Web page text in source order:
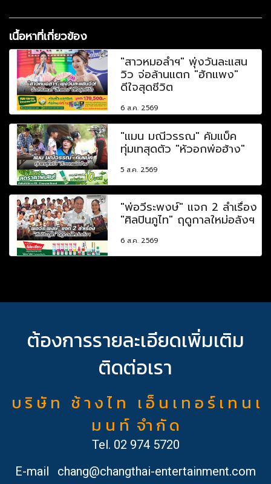
เนื้อหาที่เกี่ยวข้อง
"สาวหมอลำฯ" พุ่งวันละแสน
วิว จ่อล้านแตก "ฮักแพง"
ดีใจสุดชีวิต
6 ส.ค. 2569
"แมน มณีวรรณ" คัมแบ็ค
ทุ่มเทสุดตัว "หัวอกพ่อฮ้าง"
5 ส.ค. 2569
"พ่อวีระพงษ์" แจก 2 ลำเรื่อง
"ศิลปินภูไท" ฤดูกาลใหม่อลังฯ
6 ส.ค. 2569
ต้องการรายละเอียดเพิ่มเติม
ติดต่อเรา
บ ริ ษั ท ช้ า ง ไ ท เ อ็ น เ ท อ ร์ เ ท น เ
ม น ท์ จำ กั ด
Tel. 02 974 5720
E-mail
chang@changthai-entertainment.com